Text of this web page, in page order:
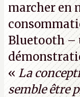
marcher en
Bluetooth –
« La
semble être